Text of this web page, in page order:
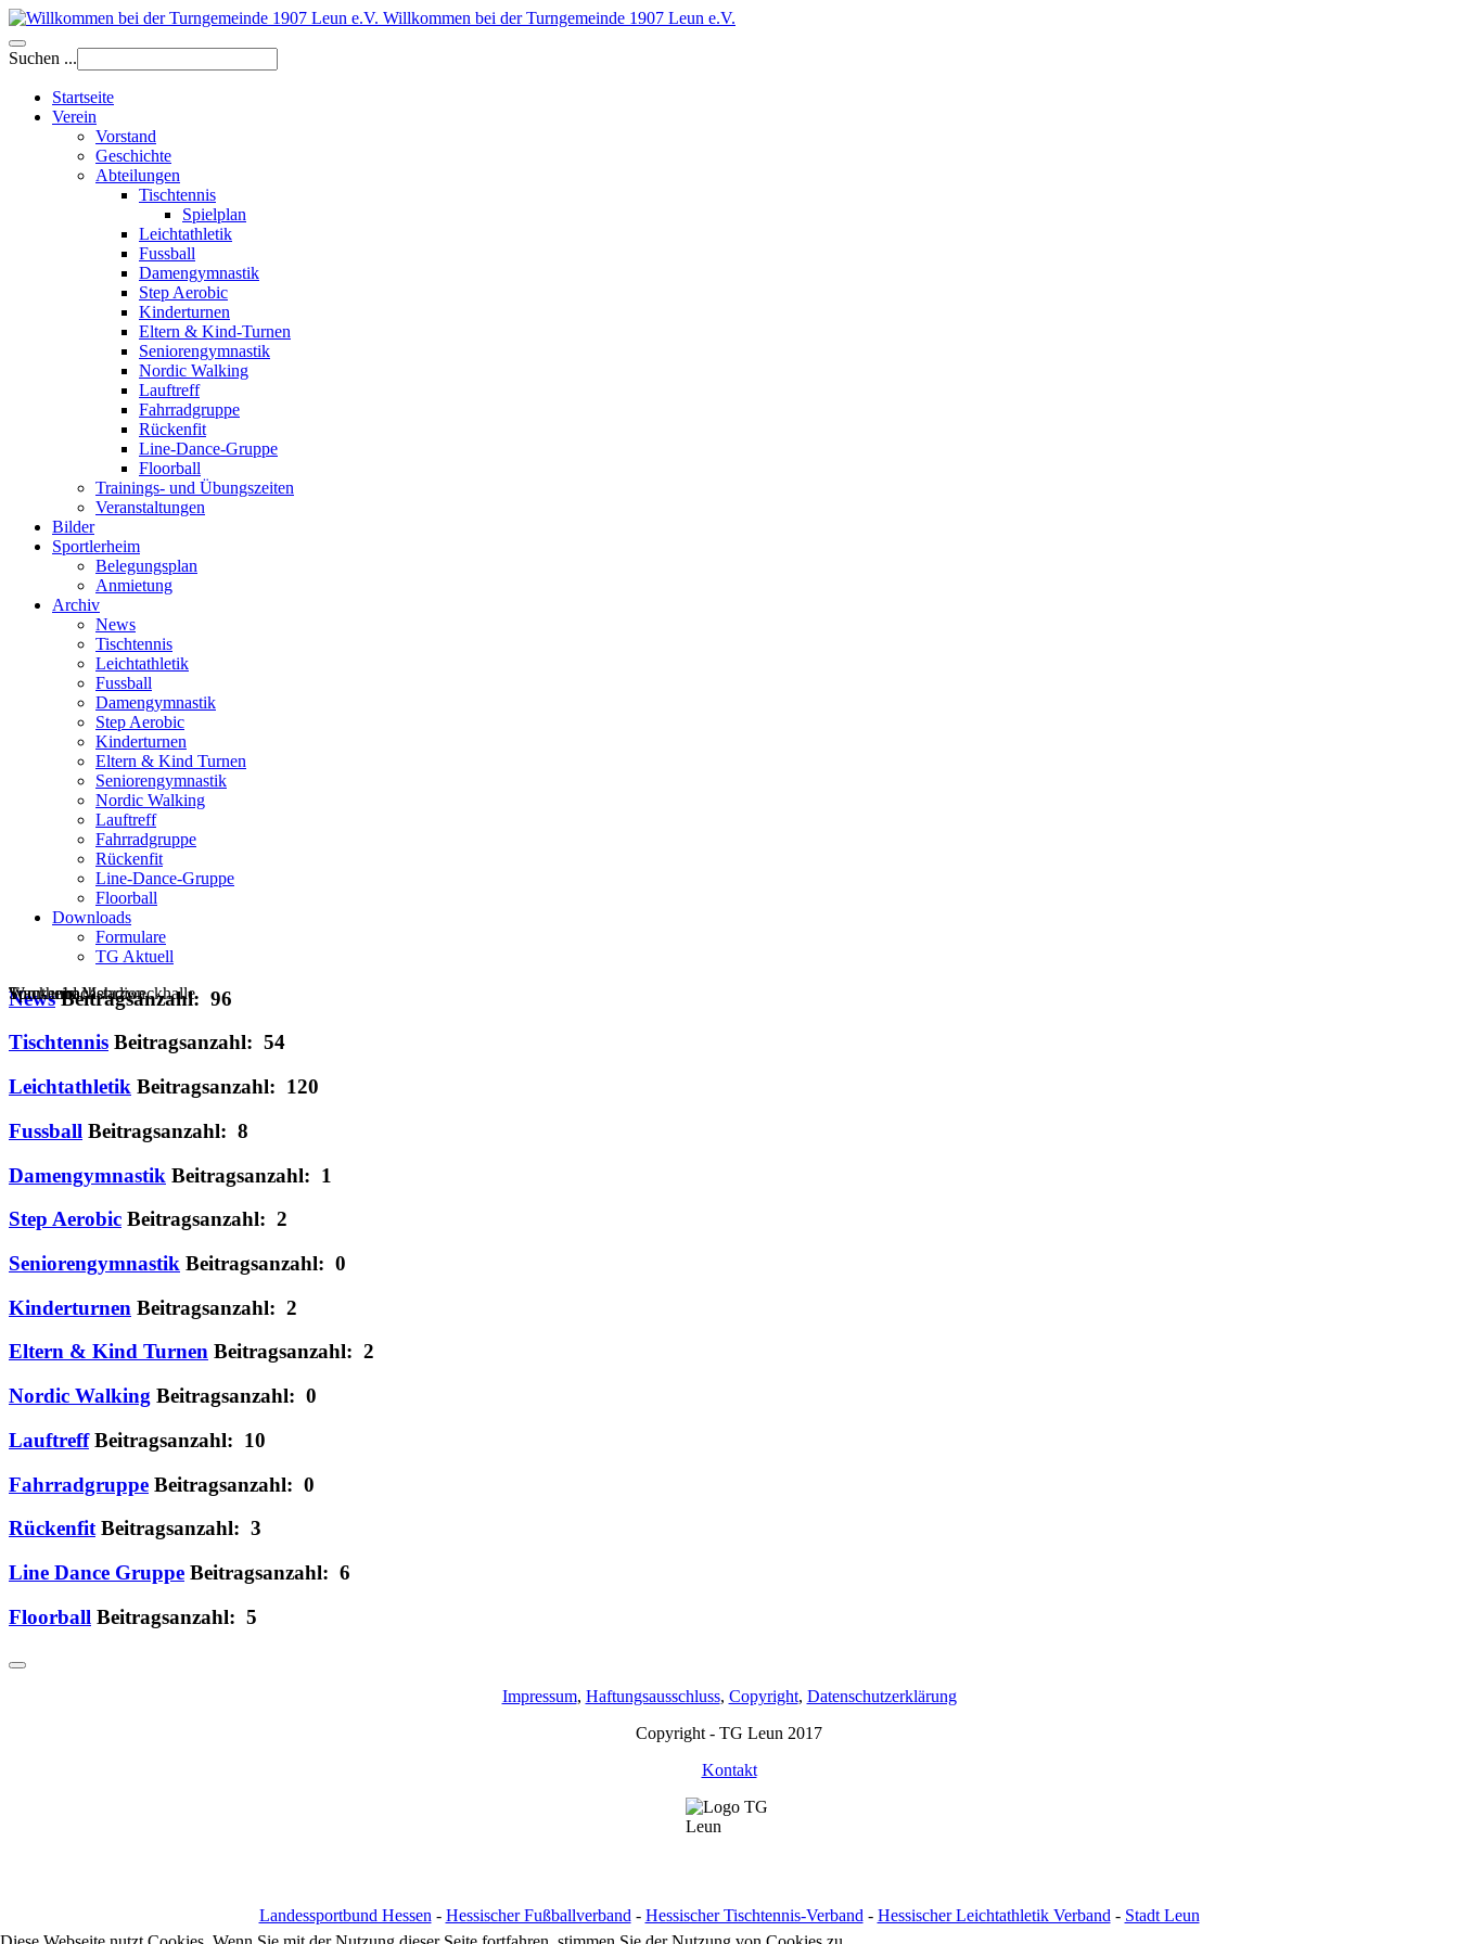
Willkommen bei der Turngemeinde 1907 Leun e.V.
Suchen ...
Startseite
Verein
Vorstand
Geschichte
Abteilungen
Tischtennis
Spielplan
Leichtathletik
Fussball
Damengymnastik
Step Aerobic
Kinderturnen
Eltern & Kind-Turnen
Seniorengymnastik
Nordic Walking
Lauftreff
Fahrradgruppe
Rückenfit
Line-Dance-Gruppe
Floorball
Trainings- und Übungszeiten
Veranstaltungen
Bilder
Sportlerheim
Belegungsplan
Anmietung
Archiv
News
Tischtennis
Leichtathletik
Fussball
Damengymnastik
Step Aerobic
Kinderturnen
Eltern & Kind Turnen
Seniorengymnastik
Nordic Walking
Lauftreff
Fahrradgruppe
Rückenfit
Line-Dance-Gruppe
Floorball
Downloads
Formulare
TG Aktuell
Sportheim
Turn- und Mehrzweckhalle
Wackenbachstadion
News Beitragsanzahl: 96
Tischtennis Beitragsanzahl: 54
Leichtathletik Beitragsanzahl: 120
Fussball Beitragsanzahl: 8
Damengymnastik Beitragsanzahl: 1
Step Aerobic Beitragsanzahl: 2
Seniorengymnastik Beitragsanzahl: 0
Kinderturnen Beitragsanzahl: 2
Eltern & Kind Turnen Beitragsanzahl: 2
Nordic Walking Beitragsanzahl: 0
Lauftreff Beitragsanzahl: 10
Fahrradgruppe Beitragsanzahl: 0
Rückenfit Beitragsanzahl: 3
Line Dance Gruppe Beitragsanzahl: 6
Floorball Beitragsanzahl: 5
Impressum, Haftungsausschluss, Copyright, Datenschutzerklärung
Copyright - TG Leun 2017
Kontakt
Landessportbund Hessen - Hessischer Fußballverband - Hessischer Tischtennis-Verband - Hessischer Leichtathletik Verband - Stadt Leun